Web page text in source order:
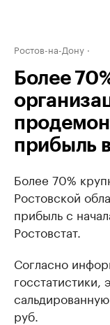
Ростов-на-Дону
Более
прибыль
Более 70%
Ростовской
прибыль с
Ростовстат.
Согласно
госстатистики,
руб.